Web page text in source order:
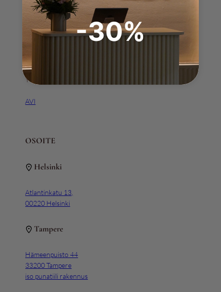
-30%
+358 (0) 4025 000 45
Y-tunnus 3111163-5
AVI
OSOITE
Helsinki
Atlantinkatu 13,
00220 Helsinki
Tampere
Hämeenpuisto 44
33200 Tampere
iso punatiili rakennus